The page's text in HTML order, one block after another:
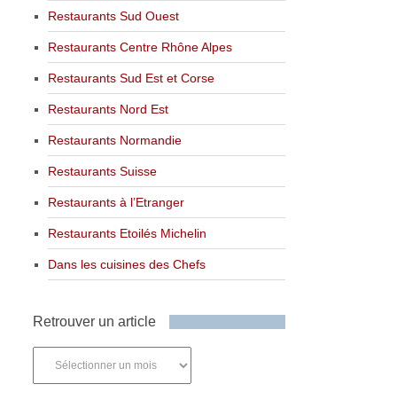
Restaurants Sud Ouest
Restaurants Centre Rhône Alpes
Restaurants Sud Est et Corse
Restaurants Nord Est
Restaurants Normandie
Restaurants Suisse
Restaurants à l’Etranger
Restaurants Etoilés Michelin
Dans les cuisines des Chefs
Retrouver un article